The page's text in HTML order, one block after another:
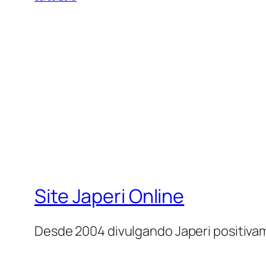
Site Japeri Online
Desde 2004 divulgando Japeri